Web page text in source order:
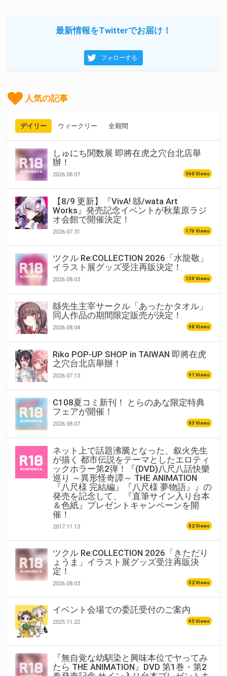
最新情報をTwitterでお届け！
フォローする
人気の記事
デイリー ウィークリー 全期間
しゅにち関数展 即將在虎之穴台北店舉
辦！
2026.08.07 360 Views
【8/9 更新】『VivA! 緜/wata Art
Works』発売記念イベントが秋葉原ラジ
オ会館で開催決定！
2026.07.31 176 Views
ツクル Re:COLLECTION 2026「水龍敬」
イラスト展グッズ受注再販決定！
2026.08.03 139 Views
緜先生主宰サークル「あったかタオル」
同人作品の期間限定販売が決定！
2026.08.04 98 Views
Riko POP-UP SHOP in TAIWAN 即將在虎
之穴台北店舉辦！
2026.07.13 91 Views
C108夏コミ新刊！ とらのあな限定特典
フェアが開催！
2026.08.07 83 Views
ネット上で話題沸騰となった、叙火先生
が描く 都市伝説をテーマとしたエロティ
ックホラー第2弾！『(DVD)八尺八話快樂
巡り ～異形怪奇譚～ THE ANIMATION
『八尺様 完結編』『八尺様 夢物語』』の
発売を記念して、 『直筆サイン入り台本
＆色紙』プレゼントキャンペーンを開
催！
2017.11.13 82 Views
ツクル Re:COLLECTION 2026「きただり
ょうま」イラスト展グッズ受注再販決
定！
2026.08.03 52 Views
イベント会場での委託受付のご案内
2025.11.22 45 Views
『無自覚な幼馴染と興味本位でヤってみ
たら THE ANIMATION』DVD 第1巻・第2